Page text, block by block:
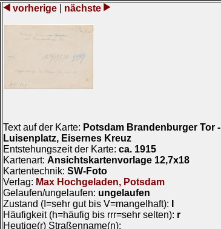
vorherige nächste
Text auf der Karte: Potsdam Brandenburger Tor -
Luisenplatz, Eisernes Kreuz
Entstehungszeit der Karte: ca. 1915
Kartenart: Ansichtskartenvorlage 12,7x18
Kartentechnik: SW-Foto
Verlag: Max Hochgeladen, Potsdam
Gelaufen/ungelaufen: ungelaufen
Zustand (I=sehr gut bis V=mangelhaft):
Häufigkeit (h=häufig bis rrr=sehr selten): r
Heutige(r) Straßenname(n):